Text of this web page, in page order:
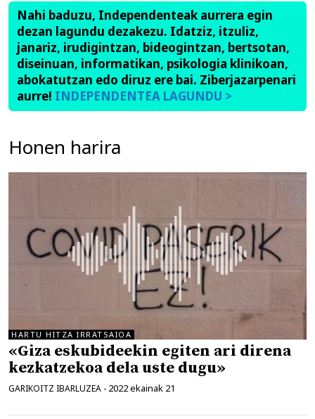
Nahi baduzu, Independenteak aurrera egin
dezan lagundu dezakezu. Idatziz, itzuliz,
janariz, irudigintzan, bideogintzan, bertsotan,
diseinuan, informatikan, psikologia klinikoan,
abokatutzan edo diruz ere bai. Ziberjazarpenari
aurre! INDEPENDENTEA LAGUNDU >
Honen harira
HARTU HITZA IRRATSAIOA
«Giza eskubideekin egiten ari direna
kezkatzekoa dela uste dugu»
GARIKOITZ IBARLUZEA - 2022 ekainak 21